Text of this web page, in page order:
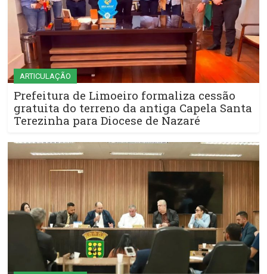
ARTICULAÇÃO
Prefeitura de Limoeiro formaliza cessão
gratuita do terreno da antiga Capela Santa
Terezinha para Diocese de Nazaré